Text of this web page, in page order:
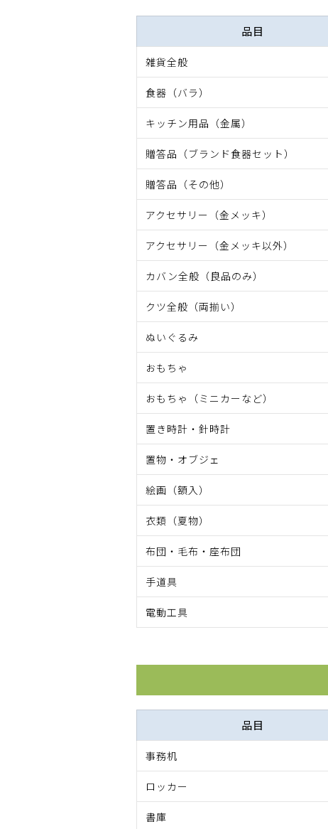
品目
雑貨全般
食器（バラ）
キッチン用品（金属）
贈答品（ブランド食器セット）
贈答品（その他）
アクセサリー（金メッキ）
アクセサリー（金メッキ以外）
カバン全般（良品のみ）
クツ全般（両揃い）
ぬいぐるみ
おもちゃ
おもちゃ（ミニカーなど）
置き時計・針時計
置物・オブジェ
絵画（額入）
衣類（夏物）
布団・毛布・座布団
手道具
電動工具
品目
事務机
ロッカー
書庫